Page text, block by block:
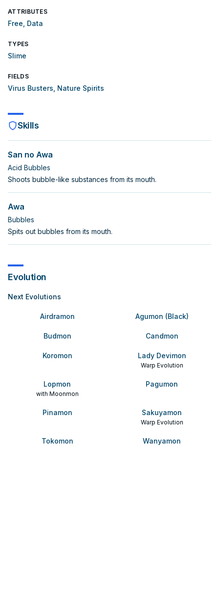
ATTRIBUTES
Free, Data
TYPES
Slime
FIELDS
Virus Busters, Nature Spirits
Skills
San no Awa
Acid Bubbles
Shoots bubble-like substances from its mouth.
Awa
Bubbles
Spits out bubbles from its mouth.
Evolution
Next Evolutions
Airdramon Agumon (Black)
Budmon Candmon
Koromon Lady Devimon
Warp Evolution
Lopmon
with Moonmon
Pagumon
Pinamon Sakuyamon
Warp Evolution
Tokomon Wanyamon